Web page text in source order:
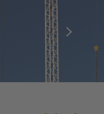
Mehr lesen